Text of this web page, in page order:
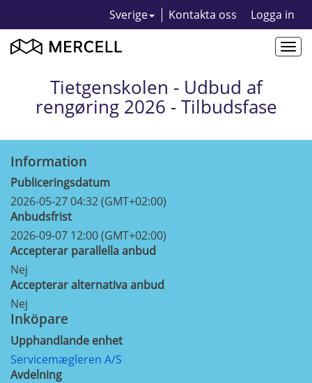
Sverige Kontakta oss Logga in
Tietgenskolen - Udbud af
rengøring 2026 - Tilbudsfase
Information
Publiceringsdatum
2026-05-27 04:32 (GMT+02:00)
Anbudsfrist
2026-09-07 12:00 (GMT+02:00)
Accepterar parallella anbud
Nej
Accepterar alternativa anbud
Nej
Inköpare
Upphandlande enhet
Servicemægleren A/S
Avdelning